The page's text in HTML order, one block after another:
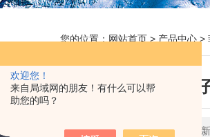
欢迎您！
来自局域网的朋友！有什么可以帮
助您的吗？
您的位置： 网站首页 > 产品中心 >
端
更